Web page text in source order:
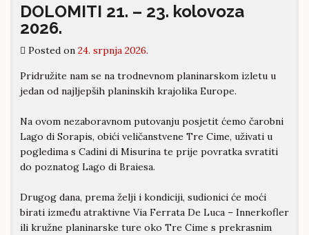
DOLOMITI 21. – 23. kolovoza
2026.
Posted on 24. srpnja 2026.
Pridružite nam se na trodnevnom planinarskom izletu u
jedan od najljepših planinskih krajolika Europe.
Na ovom nezaboravnom putovanju posjetit ćemo čarobni
Lago di Sorapis, obići veličanstvene Tre Cime, uživati u
pogledima s Cadini di Misurina te prije povratka svratiti
do poznatog Lago di Braiesa.
Drugog dana, prema želji i kondiciji, sudionici će moći
birati između atraktivne Via Ferrata De Luca – Innerkofler
ili kružne planinarske ture oko Tre Cime s prekrasnim